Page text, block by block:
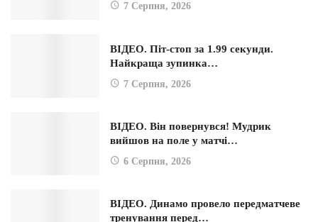
7 Серпня, 2026
ВІДЕО. Піт-стоп за 1.99 секунди.
Найкраща зупинка…
7 Серпня, 2026
ВІДЕО. Він повернувся! Мудрик
вийшов на поле у матчі…
6 Серпня, 2026
ВІДЕО. Динамо провело передматчеве
тренування перед…